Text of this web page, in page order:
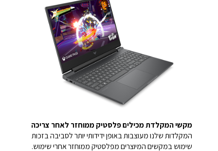
מקשי המקלדת מכילים פלסטיק ממוחזר לאחר צריכה
המקלדות שלנו מעוצבות באופן ידידותי יותר לסביבה בזכות
שימוש במקשים המיוצרים מפלסטיק ממוחזר אחרי שימוש.